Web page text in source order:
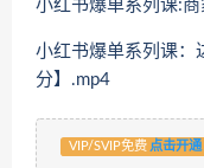
小红书爆单系列课:
小红书爆单系列课：
分】.mp4
VIP/SVIP免费 点击开通